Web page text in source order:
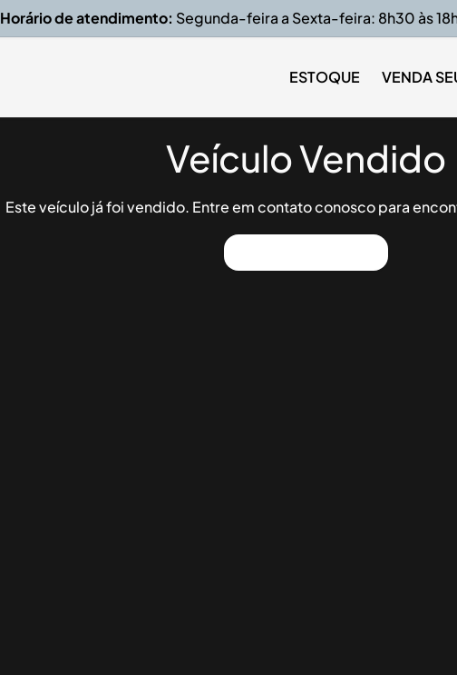
Horário de atendimento: Segunda-feira a Sexta-feira: 8h30 às
ESTOQUE VENDA
Veículo Vendido
Este veículo já foi vendido. Entre em contato conosco para